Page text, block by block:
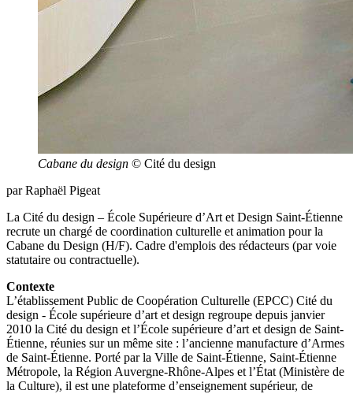
Cabane du design © Cité du design
par Raphaël Pigeat
La Cité du design – École Supérieure d’Art et Design Saint-Étienne
recrute un chargé de coordination culturelle et animation pour la
Cabane du Design (H/F). Cadre d'emplois des rédacteurs (par voie
statutaire ou contractuelle).
Contexte
L’établissement Public de Coopération Culturelle (EPCC) Cité du
design - École supérieure d’art et design regroupe depuis janvier
2010 la Cité du design et l’École supérieure d’art et design de Saint-
Étienne, réunies sur un même site : l’ancienne manufacture d’Armes
de Saint-Étienne. Porté par la Ville de Saint-Étienne, Saint-Étienne
Métropole, la Région Auvergne-Rhône-Alpes et l’État (Ministère de
la Culture), il est une plateforme d’enseignement supérieur, de